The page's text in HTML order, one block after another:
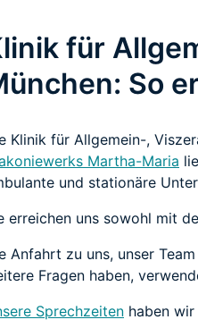
für
So
Klinik für Allgemein-,
Martha-Maria
und stationäre
erreichen uns sowohl mit
Anfahrt zu uns, unser
Fragen haben,
Sprechzeiten haben